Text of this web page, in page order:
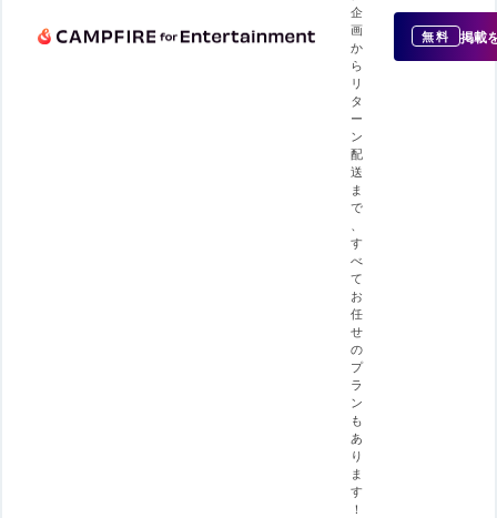
企
画
か
ら
リ
タ
ー
ン
配
送
ま
で
す
べ
て
お
任
せ
の
プ
ラ
ン
も
あ
り
ま
す
！
無料 掲載